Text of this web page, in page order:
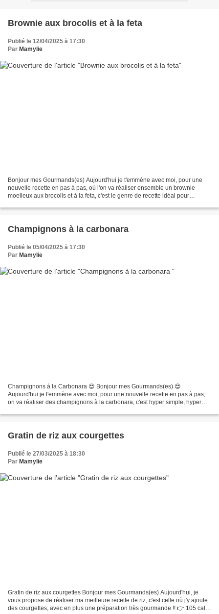
Brownie aux brocolis et à la feta
Publié le 12/04/2025 à 17:30
Par Mamylie
Bonjour mes Gourmands(es) Aujourd'hui je t'emmène avec moi, pour une
nouvelle recette en pas à pas, où l'on va réaliser ensemble un brownie
moelleux aux brocolis et à la feta, c'est le genre de recette idéal pour
Champignons à la carbonara
Publié le 05/04/2025 à 17:30
Par Mamylie
Champignons à la Carbonara 😍 Bonjour mes Gourmands(es) 😍
Aujourd'hui je t'emmène avec moi, pour une nouvelle recette en pas à pas,
on va réaliser des champignons à la carbonara, c'est hyper simple, hyper
Gratin de riz aux courgettes
Publié le 27/03/2025 à 18:30
Par Mamylie
Gratin de riz aux courgettes Bonjour mes Gourmands(es) Aujourd'hui, je
vous propose de réaliser ma meilleure recette de riz, c'est celle où j'y ajoute
des courgettes, avec en plus une préparation très gourmande !! 👉 105 cal